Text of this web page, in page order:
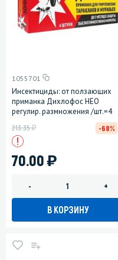
1055701
Инсектициды: от ползающих
приманка Дихлофос НЕО
регулир. размножения /шт.=4
70.00)
213.35у -68%
- +
В КОРЗИНУ